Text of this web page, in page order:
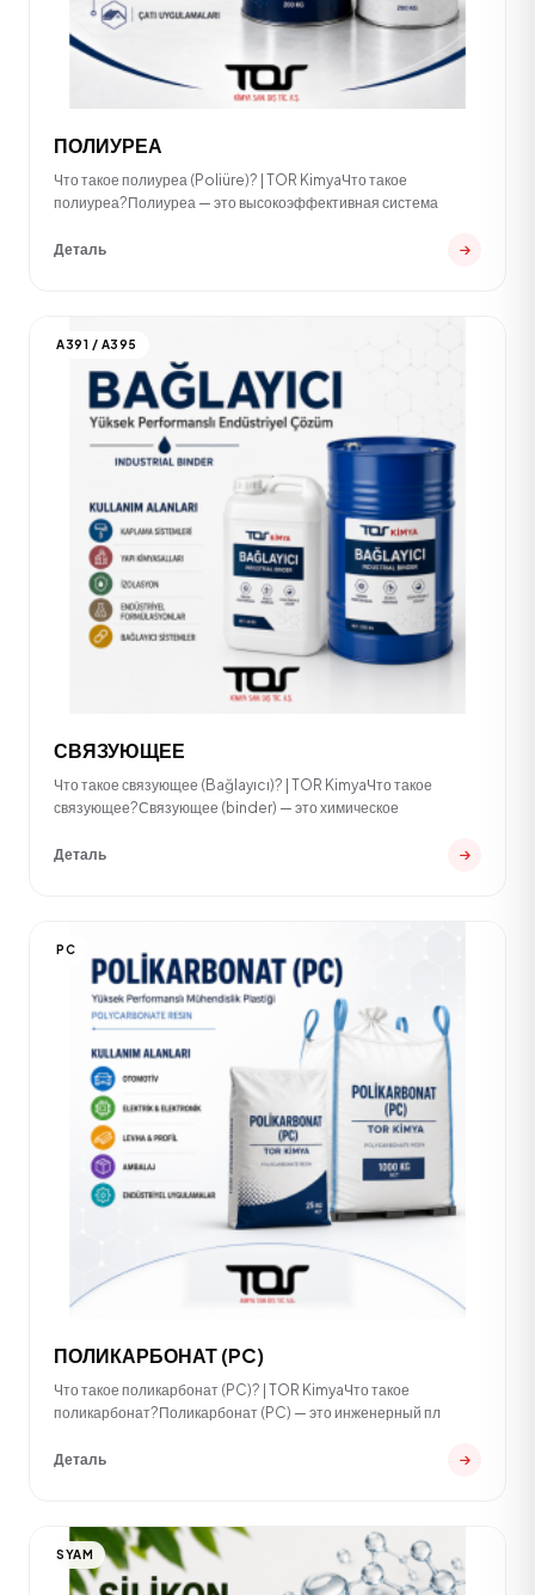
ПОЛИУРЕА
Что такое полиуреа (Poliüre)? | TOR KimyaЧто такое
полиуреа?Полиуреа — это высокоэффективная система
Деталь
A391 / A395
СВЯЗУЮЩЕЕ
Что такое связующее (Bağlayıcı)? | TOR KimyaЧто такое
связующее?Связующее (binder) — это химическое
Деталь
PC
ПОЛИКАРБОНАТ (PC)
Что такое поликарбонат (PC)? | TOR KimyaЧто такое
поликарбонат?Поликарбонат (PC) — это инженерный пл
Деталь
SYAM